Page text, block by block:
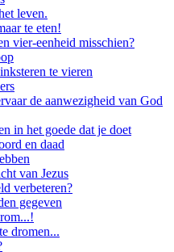
leven.
te eten!
vier-eenheid misschien?
te vieren
de aanwezigheid van God
in het goede dat je doet
en daad
van Jezus
verbeteren?
gegeven
dromen...